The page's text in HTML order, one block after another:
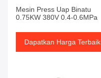
Mesin Press Uap Binatu
0.75KW 380V 0.4-0.6MPa
Dapatkan Harga Terbaik